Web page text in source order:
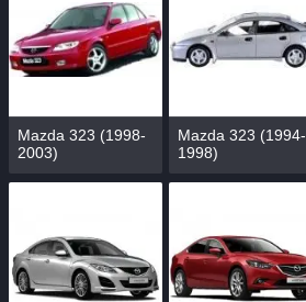
Mazda 323 (1998-
2003)
Mazda 323 (1994-
1998)